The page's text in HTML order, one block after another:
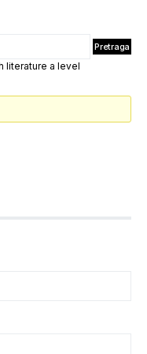
literature a level